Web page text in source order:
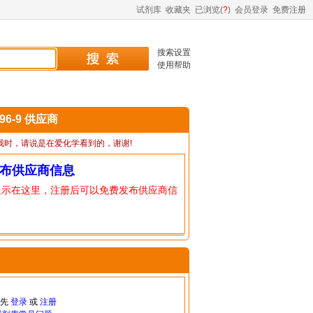
试剂库 收藏夹 已浏览(?) 会员登录 免费注册
搜索设置
使用帮助
9 供应商
时，请说是在爱化学看到的，谢谢!
供应商信息
在这里，注册后可以免费发布供应商信
登录或 注册